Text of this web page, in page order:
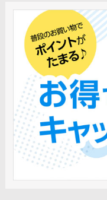
て（改定日 2026年4月1
2026.2.26
【JCB会員の方】会員
定日2026年3月31日）
2026.2.2
個人向けクレジットカ
永年無料）取扱開始につ
2025.12.23
【JCB会員の方】法人カ
ご案内
2025.12.11
【JCB会員の方】繰上返